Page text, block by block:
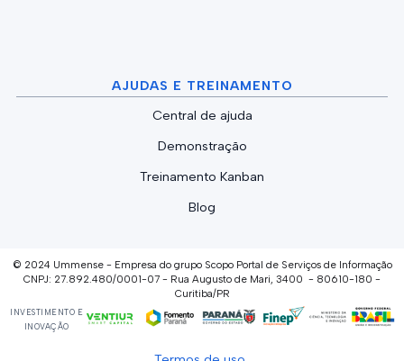
AJUDAS E TREINAMENTO
Central de ajuda
Demonstração
Treinamento Kanban
Blog
© 2024 Ummense - Empresa do grupo Scopo Portal de Serviços de Informação
CNPJ: 27.892.480/0001-07 - Rua Augusto de Mari, 3400 - 80610-180 -
Curitiba/PR
INVESTIMENTO E
INOVAÇÃO